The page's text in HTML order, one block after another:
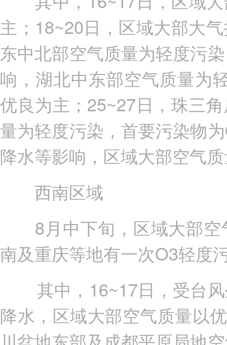
主；18~20日，区域大部大
东中北部空气质量为轻度污
响，湖北中东部空气质量为
优良为主；25~27日，珠三
量为轻度污染，首要污染物
降水等影响，区域大部空气
西南区域
8月中下旬，区域大部空
南及重庆等地有一次O3轻度
其中，16~17日，受台风
降水，区域大部空气质量以